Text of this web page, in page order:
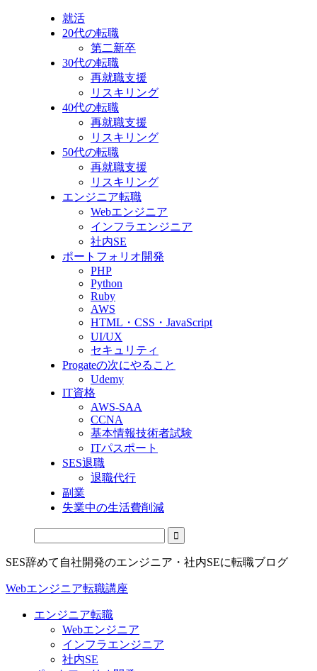
就活
20代の転職
第二新卒
30代の転職
再就職支援
リスキリング
40代の転職
再就職支援
リスキリング
50代の転職
再就職支援
リスキリング
エンジニア転職
Webエンジニア
インフラエンジニア
社内SE
ポートフォリオ開発
PHP
Python
Ruby
AWS
HTML・CSS・JavaScript
UI/UX
セキュリティ
Progateの次にやること
Udemy
IT資格
AWS-SAA
CCNA
基本情報技術者試験
ITパスポート
SES退職
退職代行
副業
失業中の生活費削減
SES辞めて自社開発のエンジニア・社内SEに転職ブログ
Webエンジニア転職講座
エンジニア転職
Webエンジニア
インフラエンジニア
社内SE